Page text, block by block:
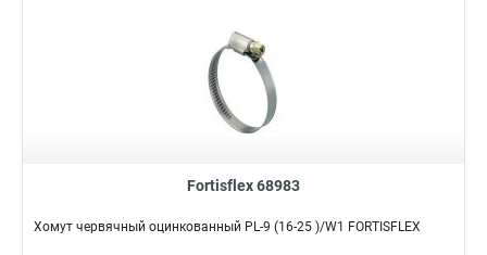
Fortisflex 68983
Хомут червячный оцинкованный PL-9 (16-25 )/W1 FORTISFLEX